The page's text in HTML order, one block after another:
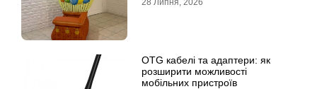
28 Липня, 2026
OTG кабелі та адаптери: як
розширити можливості
мобільних пристроїв